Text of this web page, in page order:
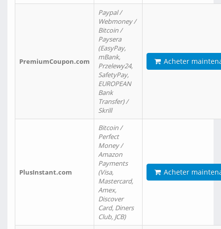
PremiumCoupon.com
Paypal /
Webmoney /
Bitcoin /
Paysera
(EasyPay,
mBank,
Przelewy24,
SafetyPay,
EUROPEAN
Bank
Transfer) /
Skrill
Acheter
PlusInstant.com
Bitcoin /
Perfect
Money /
Amazon
Payments
(Visa,
Mastercard,
Amex,
Discover
Card, Diners
Club, JCB)
Acheter